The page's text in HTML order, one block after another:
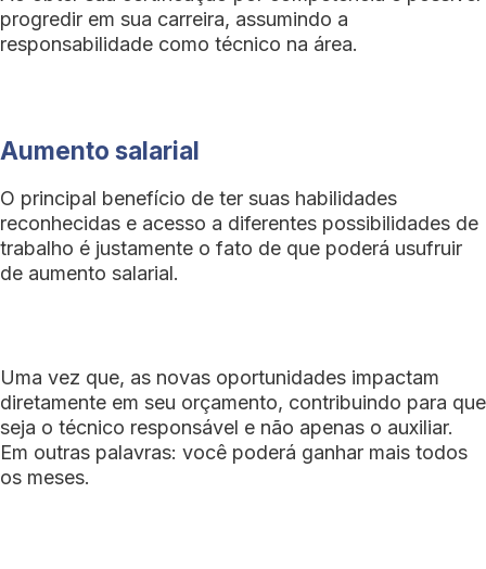
progredir em sua carreira, assumindo a
responsabilidade como técnico na área.
Aumento salarial
O principal benefício de ter suas habilidades
reconhecidas e acesso a diferentes possibilidades de
trabalho é justamente o fato de que poderá usufruir
de aumento salarial.
Uma vez que, as novas oportunidades impactam
diretamente em seu orçamento, contribuindo para que
seja o técnico responsável e não apenas o auxiliar.
Em outras palavras: você poderá ganhar mais todos
os meses.